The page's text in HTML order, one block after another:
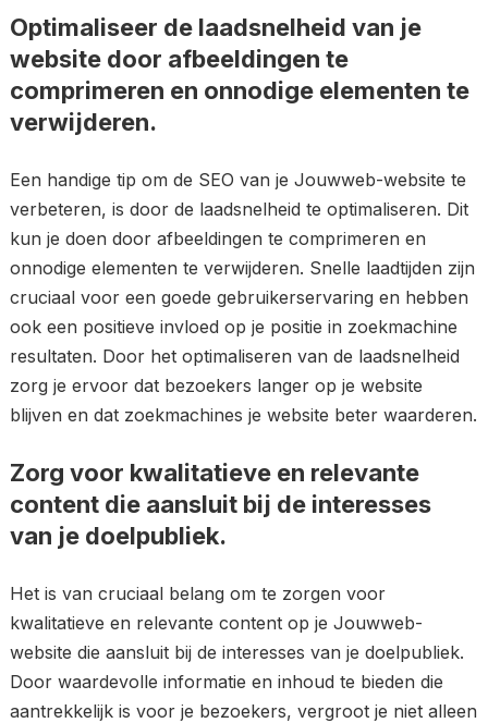
Optimaliseer de laadsnelheid van je
website door afbeeldingen te
comprimeren en onnodige elementen te
verwijderen.
Een handige tip om de SEO van je Jouwweb-website te
verbeteren, is door de laadsnelheid te optimaliseren. Dit
kun je doen door afbeeldingen te comprimeren en
onnodige elementen te verwijderen. Snelle laadtijden zijn
cruciaal voor een goede gebruikerservaring en hebben
ook een positieve invloed op je positie in zoekmachine
resultaten. Door het optimaliseren van de laadsnelheid
zorg je ervoor dat bezoekers langer op je website
blijven en dat zoekmachines je website beter waarderen.
Zorg voor kwalitatieve en relevante
content die aansluit bij de interesses
van je doelpubliek.
Het is van cruciaal belang om te zorgen voor
kwalitatieve en relevante content op je Jouwweb-
website die aansluit bij de interesses van je doelpubliek.
Door waardevolle informatie en inhoud te bieden die
aantrekkelijk is voor je bezoekers, vergroot je niet alleen